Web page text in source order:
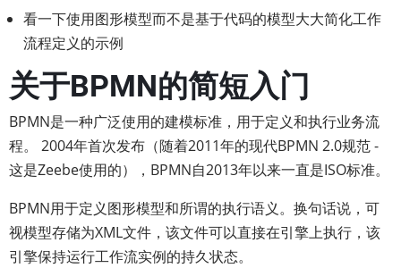
看一下使用图形模型而不是基于代码的模型大大简化工作
流程定义的示例
关于BPMN的简短入门
BPMN是一种广泛使用的建模标准，用于定义和执行业务流
程。 2004年首次发布（随着2011年的现代BPMN 2.0规范 -
这是Zeebe使用的），BPMN自2013年以来一直是ISO标准。
BPMN用于定义图形模型和所谓的执行语义。换句话说，可
视模型存储为XML文件，该文件可以直接在引擎上执行，该
引擎保持运行工作流实例的持久状态。